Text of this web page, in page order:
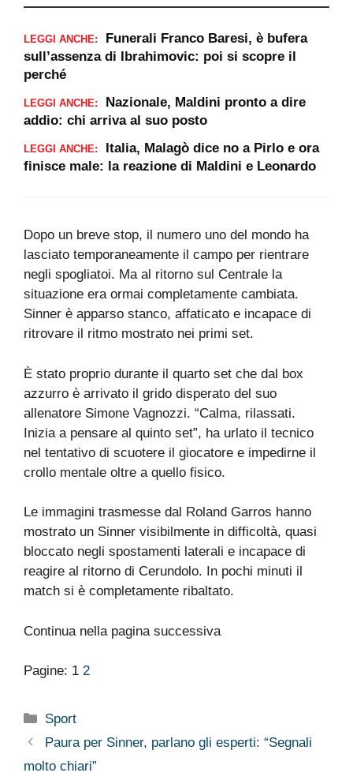
LEGGI ANCHE:
Funerali Franco Baresi, è bufera
sull’assenza di Ibrahimovic: poi si scopre il
perché
LEGGI ANCHE:
Nazionale, Maldini pronto a dire
addio: chi arriva al suo posto
LEGGI ANCHE:
Italia, Malagò dice no a Pirlo e ora
finisce male: la reazione di Maldini e Leonardo
Dopo un breve stop, il numero uno del mondo ha
lasciato temporaneamente il campo per rientrare
negli spogliatoi. Ma al ritorno sul Centrale la
situazione era ormai completamente cambiata.
Sinner è apparso stanco, affaticato e incapace di
ritrovare il ritmo mostrato nei primi set.
È stato proprio durante il quarto set che dal box
azzurro è arrivato il grido disperato del suo
allenatore Simone Vagnozzi. “Calma, rilassati.
Inizia a pensare al quinto set”, ha urlato il tecnico
nel tentativo di scuotere il giocatore e impedirne il
crollo mentale oltre a quello fisico.
Le immagini trasmesse dal Roland Garros hanno
mostrato un Sinner visibilmente in difficoltà, quasi
bloccato negli spostamenti laterali e incapace di
reagire al ritorno di Cerundolo. In pochi minuti il
match si è completamente ribaltato.
Continua nella pagina successiva
Pagine: 1 2
Categorie
Sport
Paura per Sinner, parlano gli esperti: “Segnali
molto chiari”